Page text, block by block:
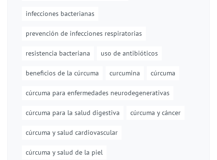
infecciones bacterianas
prevención de infecciones respiratorias
resistencia bacteriana uso de antibióticos
beneficios de la cúrcuma curcumina cúrcuma
cúrcuma para enfermedades neurodegenerativas
cúrcuma para la salud digestiva cúrcuma y cáncer
cúrcuma y salud cardiovascular
cúrcuma y salud de la piel